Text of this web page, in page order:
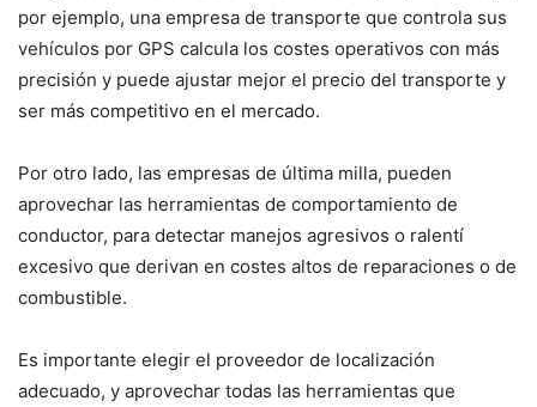
por ejemplo, una empresa de transporte que controla sus
vehículos por GPS calcula los costes operativos con más
precisión y puede ajustar mejor el precio del transporte y
ser más competitivo en el mercado.
Por otro lado, las empresas de última milla, pueden
aprovechar las herramientas de comportamiento de
conductor, para detectar manejos agresivos o ralentí
excesivo que derivan en costes altos de reparaciones o de
combustible.
Es importante elegir el proveedor de localización
adecuado, y aprovechar todas las herramientas que